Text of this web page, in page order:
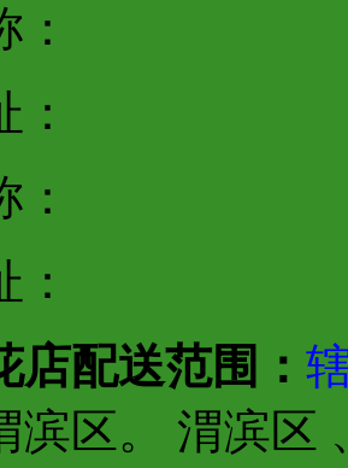
店配送范围：
滨区。 渭滨区